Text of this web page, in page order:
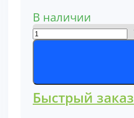
В наличии
Количество
товара
гидравлический
линии
упраления,
Быстрый заказ